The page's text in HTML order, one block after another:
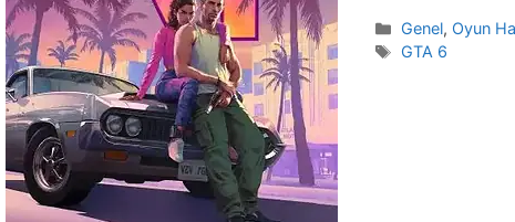
Kategoriler
Genel, Oyun
Etiketler
GTA 6